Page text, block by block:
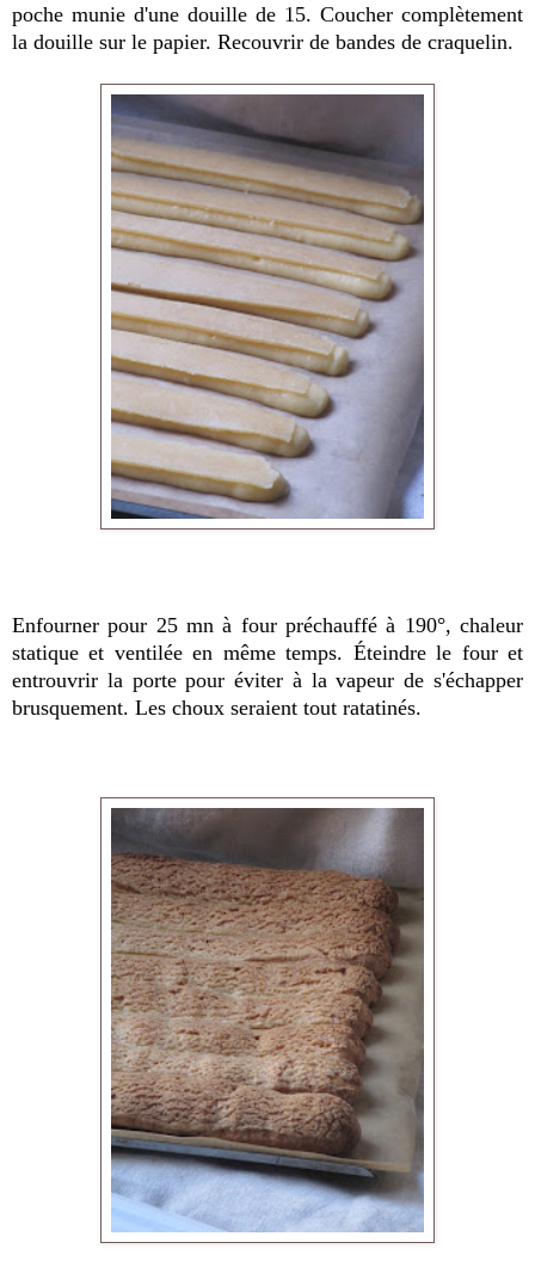
poche munie d'une douille de 15. Coucher complètement
la douille sur le papier. Recouvrir de bandes de craquelin.
Enfourner pour 25 mn à four préchauffé à 190°, chaleur
statique et ventilée en même temps. Éteindre le four et
entrouvrir la porte pour éviter à la vapeur de s'échapper
brusquement. Les choux seraient tout ratatinés.